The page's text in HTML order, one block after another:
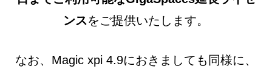
ンスをご提供いたします。
なお、Magic xpi 4.9におきましても同様に、